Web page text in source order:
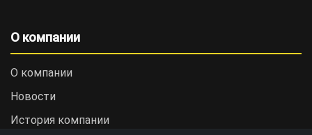
О компании
О компании
Новости
История компании